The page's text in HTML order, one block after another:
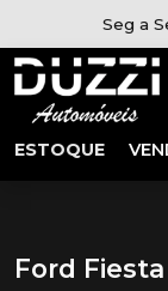
Seg a
ESTOQUE
Ford Fiesta